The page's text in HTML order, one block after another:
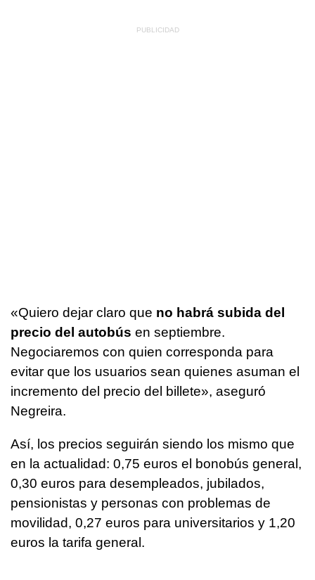
«Quiero dejar claro que no habrá subida del
precio del autobús en septiembre.
Negociaremos con quien corresponda para
evitar que los usuarios sean quienes asuman el
incremento del precio del billete», aseguró
Negreira.
Así, los precios seguirán siendo los mismo que
en la actualidad: 0,75 euros el bonobús general,
0,30 euros para desempleados, jubilados,
pensionistas y personas con problemas de
movilidad, 0,27 euros para universitarios y 1,20
euros la tarifa general.